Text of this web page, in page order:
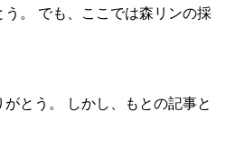
。 でも、ここでは森リンの採
とう。 しかし、もとの記事と